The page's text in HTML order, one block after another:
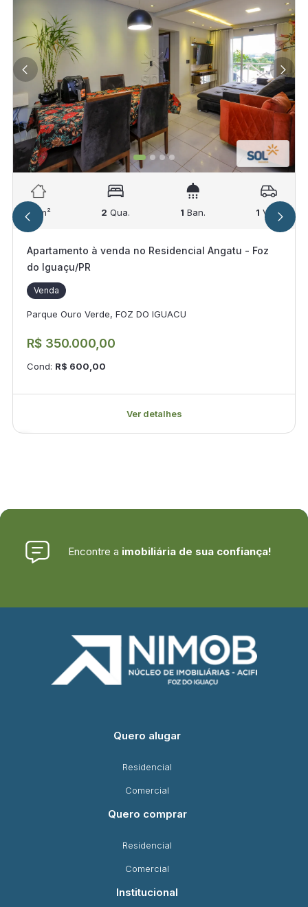
63 m² 2 Qua. 1 Ban. 1 Vag.
Apartamento à venda no Residencial Angatu - Foz
do Iguaçu/PR
Venda
Parque Ouro Verde, FOZ DO IGUACU
R$ 350.000,00
Cond: R$ 600,00
Ver detalhes
Encontre a imobiliária de sua confiança!
Quero alugar
Residencial
Comercial
Quero comprar
Residencial
Comercial
Institucional